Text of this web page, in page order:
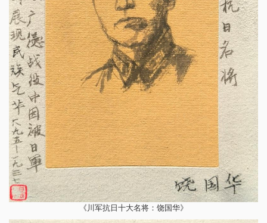
《川军抗日十大名将：饶国华》